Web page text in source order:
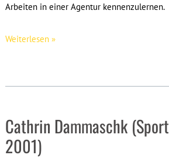
Arbeiten in einer Agentur kennenzulernen.
SPO-
der
LEAGUE
Weiterlesen »
Cathrin Dammaschk
2001)